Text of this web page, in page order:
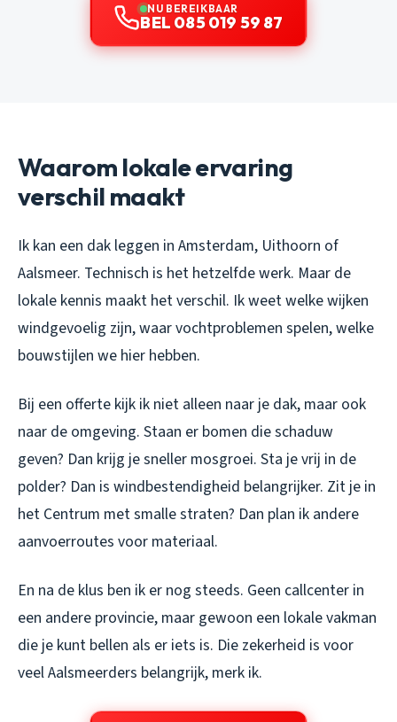
NU BEREIKBAAR
BEL 085 019 59 87
Waarom lokale ervaring
verschil maakt
Ik kan een dak leggen in Amsterdam, Uithoorn of
Aalsmeer. Technisch is het hetzelfde werk. Maar de
lokale kennis maakt het verschil. Ik weet welke wijken
windgevoelig zijn, waar vochtproblemen spelen, welke
bouwstijlen we hier hebben.
Bij een offerte kijk ik niet alleen naar je dak, maar ook
naar de omgeving. Staan er bomen die schaduw
geven? Dan krijg je sneller mosgroei. Sta je vrij in de
polder? Dan is windbestendigheid belangrijker. Zit je in
het Centrum met smalle straten? Dan plan ik andere
aanvoerroutes voor materiaal.
En na de klus ben ik er nog steeds. Geen callcenter in
een andere provincie, maar gewoon een lokale vakman
die je kunt bellen als er iets is. Die zekerheid is voor
veel Aalsmeerders belangrijk, merk ik.